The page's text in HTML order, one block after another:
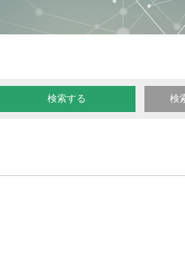
文献検索 # 歌声合成 # 流入量予測